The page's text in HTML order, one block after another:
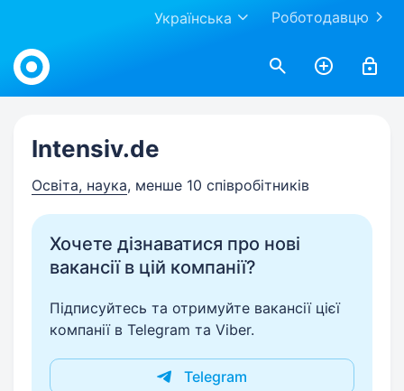
Роботодавцю
Українська
Work.ua
Intensiv.de
Освіта, наука, менше 10 співробітників
Хочете дізнаватися про нові
вакансії в цій компанії?
Підписуйтесь та отримуйте вакансії цієї
компанії в Telegram та Viber.
Telegram